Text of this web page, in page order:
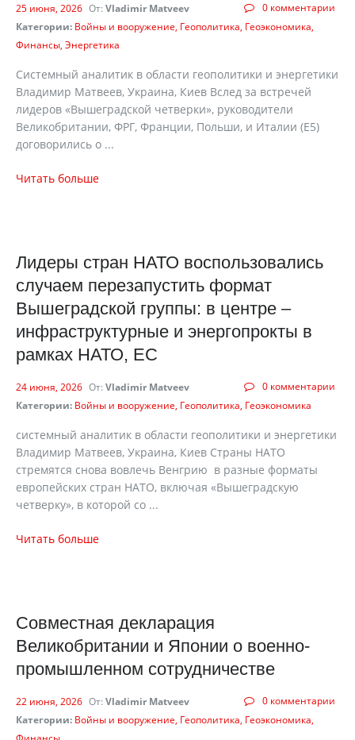
0 комментарии
25 июня, 2026 От: Vladimir Matveev
Категории: Войны и вооружение Геополитика Геоэкономика
Финансы Энергетика
Системный аналитик в области геополитики и энергетики
Владимир Матвеев, Украина, Киев Вслед за встречей
лидеров «Вышеградской четверки», руководители
Великобритании, ФРГ, Франции, Польши, и Италии (Е5)
договорились о ...
Читать больше
Лидеры стран НАТО воспользовались
случаем перезапустить формат
Вышеградской группы: в центре –
инфраструктурные и энергопрокты в
рамках НАТО, ЕС
0 комментарии
24 июня, 2026 От: Vladimir Matveev
Категории: Войны и вооружение Геополитика Геоэкономика
cистемный аналитик в области геополитики и энергетики
Владимир Матвеев, Украина, Киев Страны НАТО
стремятся снова вовлечь Венгрию в разные форматы
европейских стран НАТО, включая «Вышеградскую
четверку», в которой со ...
Читать больше
Совместная декларация
Великобритании и Японии о военно-
промышленном сотрудничестве
0 комментарии
22 июня, 2026 От: Vladimir Matveev
Категории: Войны и вооружение Геополитика Геоэкономика